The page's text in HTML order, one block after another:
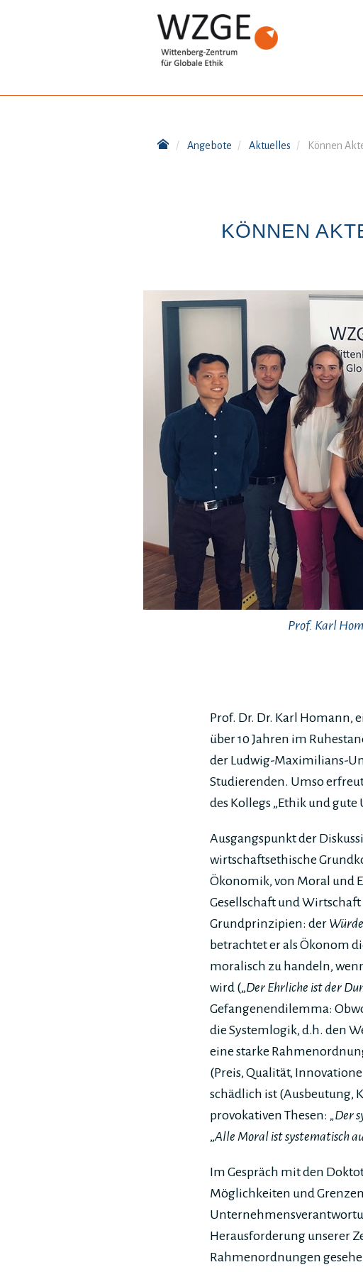
Angebote Aktuelles Können
KÖNNEN
Prof. Karl
Prof. Dr. Dr. Karl Homann,
über 10 Jahren im
der Ludwig-Maximilians-
Studierenden. Umso
des Kollegs „Ethik und
Ausgangspunkt der
wirtschaftsethische
Ökonomik, von Moral und
Gesellschaft und
Grundprinzipien: der
betrachtet er als Ökonom
moralisch zu handeln,
wird („Der Ehrliche ist der
Gefangenendilemma:
die Systemlogik, d.h. den
eine starke
(Preis, Qualität,
schädlich ist (Ausbeutung,
provokativen Thesen: „Der
„Alle Moral ist systematisch
Im Gespräch mit den
Möglichkeiten und
Herausforderung unserer
Rahmenordnungen